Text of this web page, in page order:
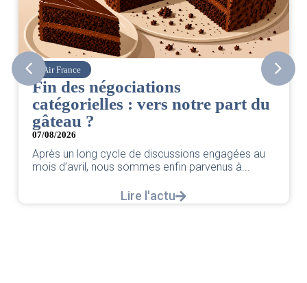
Air France
Fin des négociations
catégorielles : vers notre part du
gâteau ?
07/08/2026
Après un long cycle de discussions engagées au
mois d’avril, nous sommes enfin parvenus à...
Lire l'actu